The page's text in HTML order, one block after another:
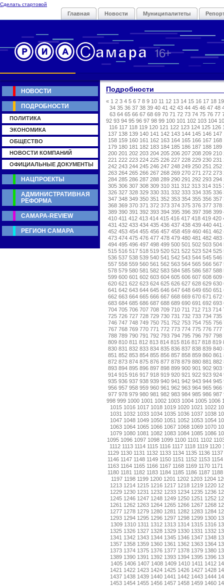
Сделать стартовой
Главная Новости Муниципалитеты
Подробности
« 1 2 3 4 5 6 7 8 9 10 11 12 13 14 15 16 17 18 19
34 35 36 37 38 39 40 41 42 43 44 45 46 47 48
63 64 65 66 67 68 69 70 71 72 73 74 75 76 77
92 93 94 95 96 97 98 99 100 101 102 103 104
116 117 118 119 120 121 122 123 124 125 126
137 138 139 140 141 142 143 144 145 146 147
158 159 160 161 162 163 164 165 166 167 168
179 180 181 182 183 184 185 186 187 188 189
200 201 202 203 204 205 206 207 208 209 210
221 222 223 224 225 226 227 228 229 230 231
242 243 244 245 246 247 248 249 250 251 252
263 264 265 266 267 268 269 270 271 272 273
284 285 286 287 288 289 290 291 292 293 294
305 306 307 308 309 310 311 312 313 314 315
326 327 328 329 330 331 332 333 334 335 336
347 348 349 350 351 352 353 354 355 356 357
368 369 370 371 372 373 374 375 376 377 378
389 390 391 392 393 394 395 396 397 398 399
410 411 412 413 414 415 416 417 418 419 420
431 432 433 434 435 436 437 438 439 440 441
452 453 454 455 456 457 458 459 460 461 462
473 474 475 476 477 478 479 480 481 482 483
494 495 496 497 498 499 500 501 502 503 504
515 516 517 518 519 520 521 522 523 524 525
536 537 538 539 540 541 542 543 544 545 546
557 558 559 560 561 562 563 564 565 566 567
578 579 580 581 582 583 584 585 586 587 588
599 600 601 602 603 604 605 606 607 608 609
620 621 622 623 624 625 626 627 628 629 630
641 642 643 644 645 646 647 648 649 650 651
662 663 664 665 666 667 668 669 670 671 672
683 684 685 686 687 688 689 690 691 692 693
704 705 706 707 708 709 710 711 712 713 714
725 726 727 728 729 730 731 732 733 734 735
746 747 748 749 750 751 752 753 754 755 756
767 768 769 770 771 772 773 774 775 776 777
788 789 790 791 792 793 794 795 796 797 798
809 810 811 812 813 814 815 816 817 818 819
830 831 832 833 834 835 836 837 838 839 840
851 852 853 854 855 856 857 858 859 860 861
872 873 874 875 876 877 878 879 880 881 882
893 894 895 896 897 898 899 900 901 902 903
914 915 916 917 918 919 920 921 922 923 924
935 936 937 938 939 940 941 942 943 944 945
956 957 958 959 960 961 962 963 964 965 966
977 978 979 980 981 982 983 984 985 986 987
998 999 1000 1001 1002 1003 1004 1005 1006
1015 1016 1017 1018 1019 1020 1021 1022
1031 1032 1033 1034 1035 1036 1037 1038
1047 1048 1049 1050 1051 1052 1053 1054
1063 1064 1065 1066 1067 1068 1069 1070
1079 1080 1081 1082 1083 1084 1085 1086
1095 1096 1097 1098 1099 1100 1101 1102
1112 1113 1114 1115 1116 1117 1118 1119 1120
1129 1130 1131 1132 1133 1134 1135 1136 1137
1146 1147 1148 1149 1150 1151 1152 1153 1154
1163 1164 1165 1166 1167 1168 1169 1170 1171
1180 1181 1182 1183 1184 1185 1186 1187 1188
1197 1198 1199 1200 1201 1202 1203 1204
1213 1214 1215 1216 1217 1218 1219 1220
1229 1230 1231 1232 1233 1234 1235 1236
1245 1246 1247 1248 1249 1250 1251 1252
1261 1262 1263 1264 1265 1266 1267 1268
1277 1278 1279 1280 1281 1282 1283 1284
1293 1294 1295 1296 1297 1298 1299 1300
1309 1310 1311 1312 1313 1314 1315 1316
1325 1326 1327 1328 1329 1330 1331 1332
1341 1342 1343 1344 1345 1346 1347 1348
1357 1358 1359 1360 1361 1362 1363 1364
1373 1374 1375 1376 1377 1378 1379 1380
1389 1390 1391 1392 1393 1394 1395 1396
1405 1406 1407 1408 1409 1410 1411 1412
1421 1422 1423 1424 1425 1426 1427 1428
1437 1438 1439 1440 1441 1442 1443 1444
1453 1454 1455 1456 1457 1458 1459 1460
НОВОСТИ
ПОДРОБНОСТИ
ПОЛИТИКА
ЭКОНОМИКА
ОБЩЕСТВО
НОВОСТИ КОМПАНИЙ
ОФИЦИАЛЬНЫЕ ДОКУМЕНТЫ
НАЦПРОЕКТЫ
АДМИНИСТРАТИВНАЯ
РЕФОРМА
САМАРА-REVIEW
РЕГИОН САМАРА